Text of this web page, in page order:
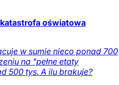
oświatowa
w sumie nieco ponad 700
na "pełne etaty
500 tys. A ilu brakuje?